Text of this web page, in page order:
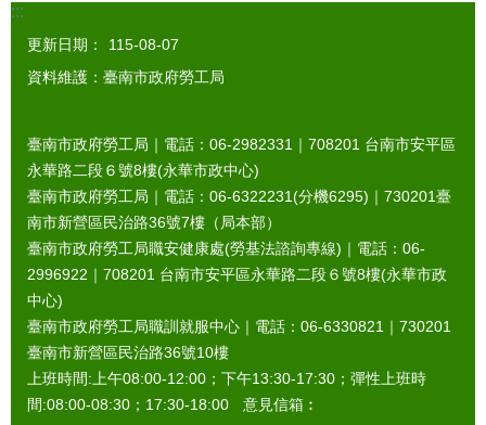
:::
更新日期：
115-08-07
資料維護：臺南市政府勞工局
臺南市政府勞工局｜電話：06-2982331｜ 708201 台南市安平區
永華路二段６號8樓(永華市政中心)
臺南市政府勞工局｜電話：06-6322231(分機6295)｜ 730201臺
南市新營區民治路36號7樓（局本部）
臺南市政府勞工局職安健康處(勞基法諮詢專線)｜電話：06-
2996922｜ 708201 台南市安平區永華路二段６號8樓(永華市政
中心)
臺南市政府勞工局職訓就服中心｜電話：06-6330821｜ 730201
臺南市新營區民治路36號10樓
上班時間:上午08:00-12:00；下午13:30-17:30；彈性上班時
間:08:00-08:30；17:30-18:00 意見信箱︰